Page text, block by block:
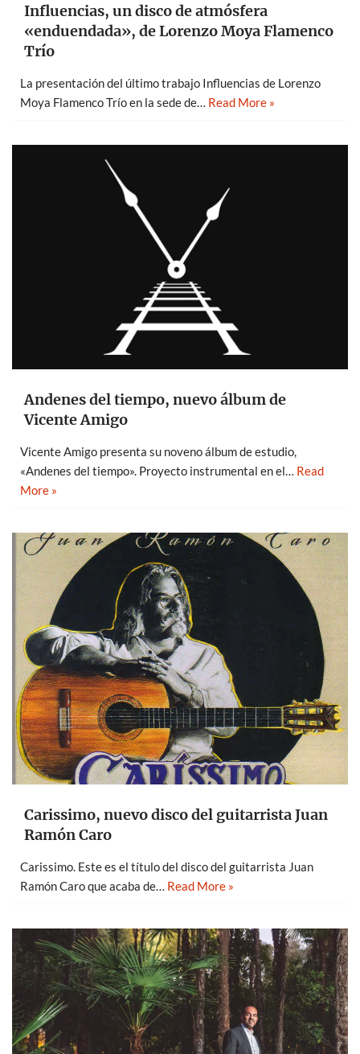
Influencias, un disco de atmósfera
«enduendada», de Lorenzo Moya Flamenco
Trío
La presentación del último trabajo Influencias de Lorenzo
Moya Flamenco Trío en la sede de… Read More »
Andenes del tiempo, nuevo álbum de
Vicente Amigo
Vicente Amigo presenta su noveno álbum de estudio,
«Andenes del tiempo». Proyecto instrumental en el… Read
More »
Carissimo, nuevo disco del guitarrista Juan
Ramón Caro
Carissimo. Este es el título del disco del guitarrista Juan
Ramón Caro que acaba de… Read More »